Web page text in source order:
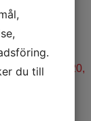
C450/520,
9DQV-
du till